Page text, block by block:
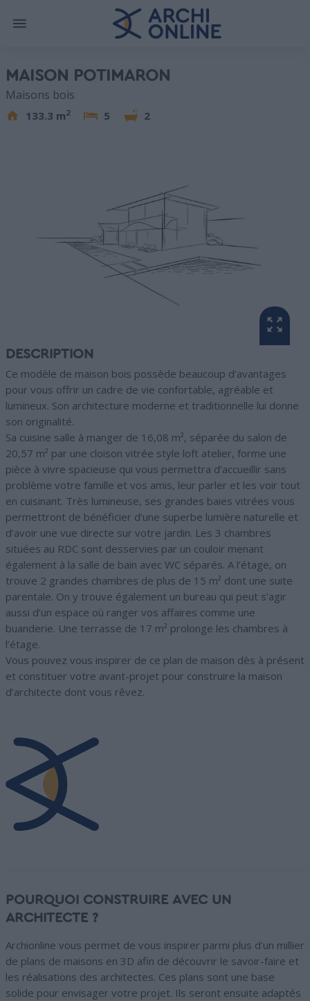
MAISON POTIMARON
Maisons bois
133.3 m2 5 2
DESCRIPTION
Ce modèle de maison bois possède beaucoup d’avantages
pour vous offrir un cadre de vie confortable, agréable et
lumineux. Son architecture moderne et traditionnelle lui donne
son originalité.
Sa cuisine salle à manger de 16,08 m², séparée du salon de
20,57 m² par une cloison vitrée style loft atelier, forme une
pièce à vivre spacieuse qui vous permettra d’accueillir sans
problème votre famille et vos amis, leur parler et les voir tout
en cuisinant. Très lumineuse, ses grandes baies vitrées vous
permettront de bénéficier d’une superbe lumière naturelle et
d’avoir une vue directe sur votre jardin. Les 3 chambres
situées au RDC sont desservies par un couloir menant
également à la salle de bain avec WC séparés. A l’étage, on
trouve 2 grandes chambres de plus de 15 m² dont une suite
parentale. On y trouve également un bureau qui peut s’agir
aussi d’un espace où ranger vos affaires comme une
buanderie. Une terrasse de 17 m² prolonge les chambres à
l’étage.
Vous pouvez vous inspirer de ce plan de maison dès à présent
et constituer votre avant-projet pour construire la maison
d’architecte dont vous rêvez.
POURQUOI CONSTRUIRE AVEC UN
ARCHITECTE ?
Archionline vous permet de vous inspirer parmi plus d'un millier
de plans de maisons en 3D afin de découvrir le savoir-faire et
les réalisations des architectes. Ces plans sont une base
solide pour envisager votre projet. Ils seront ensuite adaptés